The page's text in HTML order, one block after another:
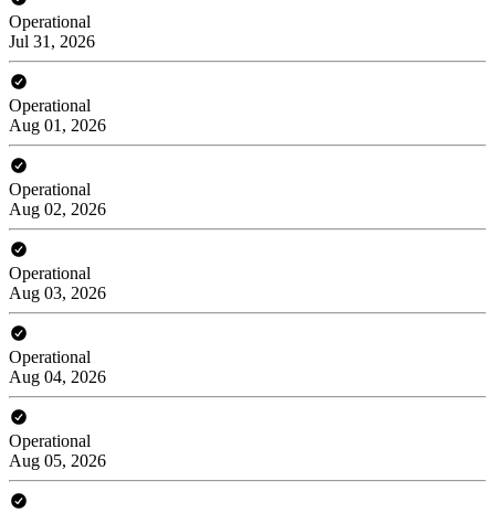
Operational
Jul 31, 2026
Operational
Aug 01, 2026
Operational
Aug 02, 2026
Operational
Aug 03, 2026
Operational
Aug 04, 2026
Operational
Aug 05, 2026